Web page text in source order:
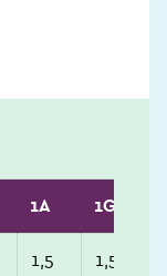
1A 1G
1,5 1,5